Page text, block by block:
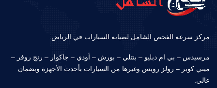
مركز سرعة الفحص الشامل لصيانة السيارات في الرياض:
مرسيدس – بي ام دبليو – بنتلي – بورش – أودي – جاكوار – رنج روفر –
ميني كوبر – رولز رويس وغيرها من السيارات بأحدث الأجهزة وبضمان
عالي.